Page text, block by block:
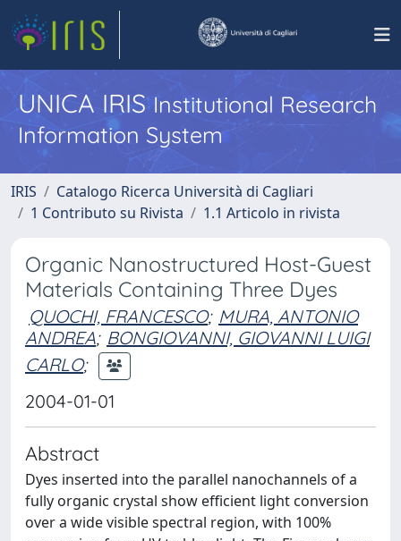
UNICA IRISInstitutional Research
Information System
IRIS
Catalogo Ricerca Università di Cagliari
1 Contributo su Rivista
1.1 Articolo in rivista
Organic Nanostructured Host-Guest
Materials Containing Three Dyes
QUOCHI, FRANCESCO; MURA, ANTONIO
ANDREA; BONGIOVANNI, GIOVANNI LUIGI
CARLO;
2004-01-01
Abstract
Dyes inserted into the parallel nanochannels of a
fully organic crystal show efficient light conversion
over a wide visible spectral region, with 100%